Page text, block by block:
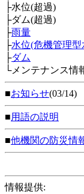
├水位(超過)
├ダム(超過)
├雨量
├水位(危機管理
├ダム
└メンテナンス情
■お知らせ(03/14)
■用語の説明
■他機関の防災情
情報提供: